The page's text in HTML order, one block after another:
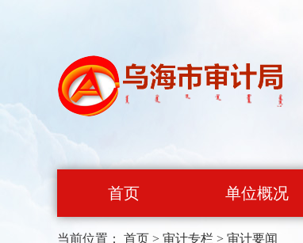
首页 单位概况
当前位置： 首页 > 审计专栏 > 审计要闻